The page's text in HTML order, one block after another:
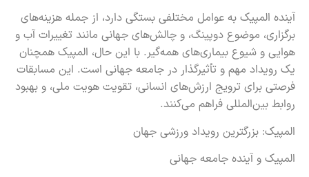
آینده المپیک به عوامل مختلفی بستگی دارد، از جمله هزینه‌های
برگزاری، موضوع دوپینگ، و چالش‌های جهانی مانند تغییرات آب و
هوایی و شیوع بیماری‌های همه‌گیر. با این حال، المپیک همچنان
یک رویداد مهم و تأثیرگذار در جامعه جهانی است. این مسابقات
فرصتی برای ترویج ارزش‌های انسانی، تقویت هویت ملی، و بهبود
روابط بین‌المللی فراهم می‌کنند.
المپیک: بزرگترین رویداد ورزشی جهان
المپیک و آینده جامعه جهانی